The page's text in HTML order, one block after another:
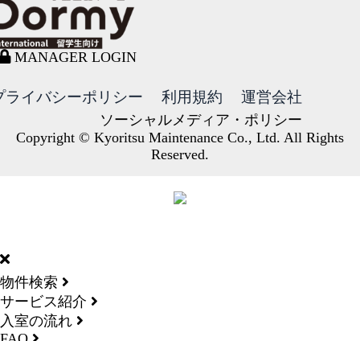
MANAGER LOGIN
ライバシーポリシー 利用規約 運営会社
ソーシャルメディア・ポリシー
Copyright © Kyoritsu Maintenance Co., Ltd. All Rights
Reserved.
物件検索
サービス紹介
入室の流れ